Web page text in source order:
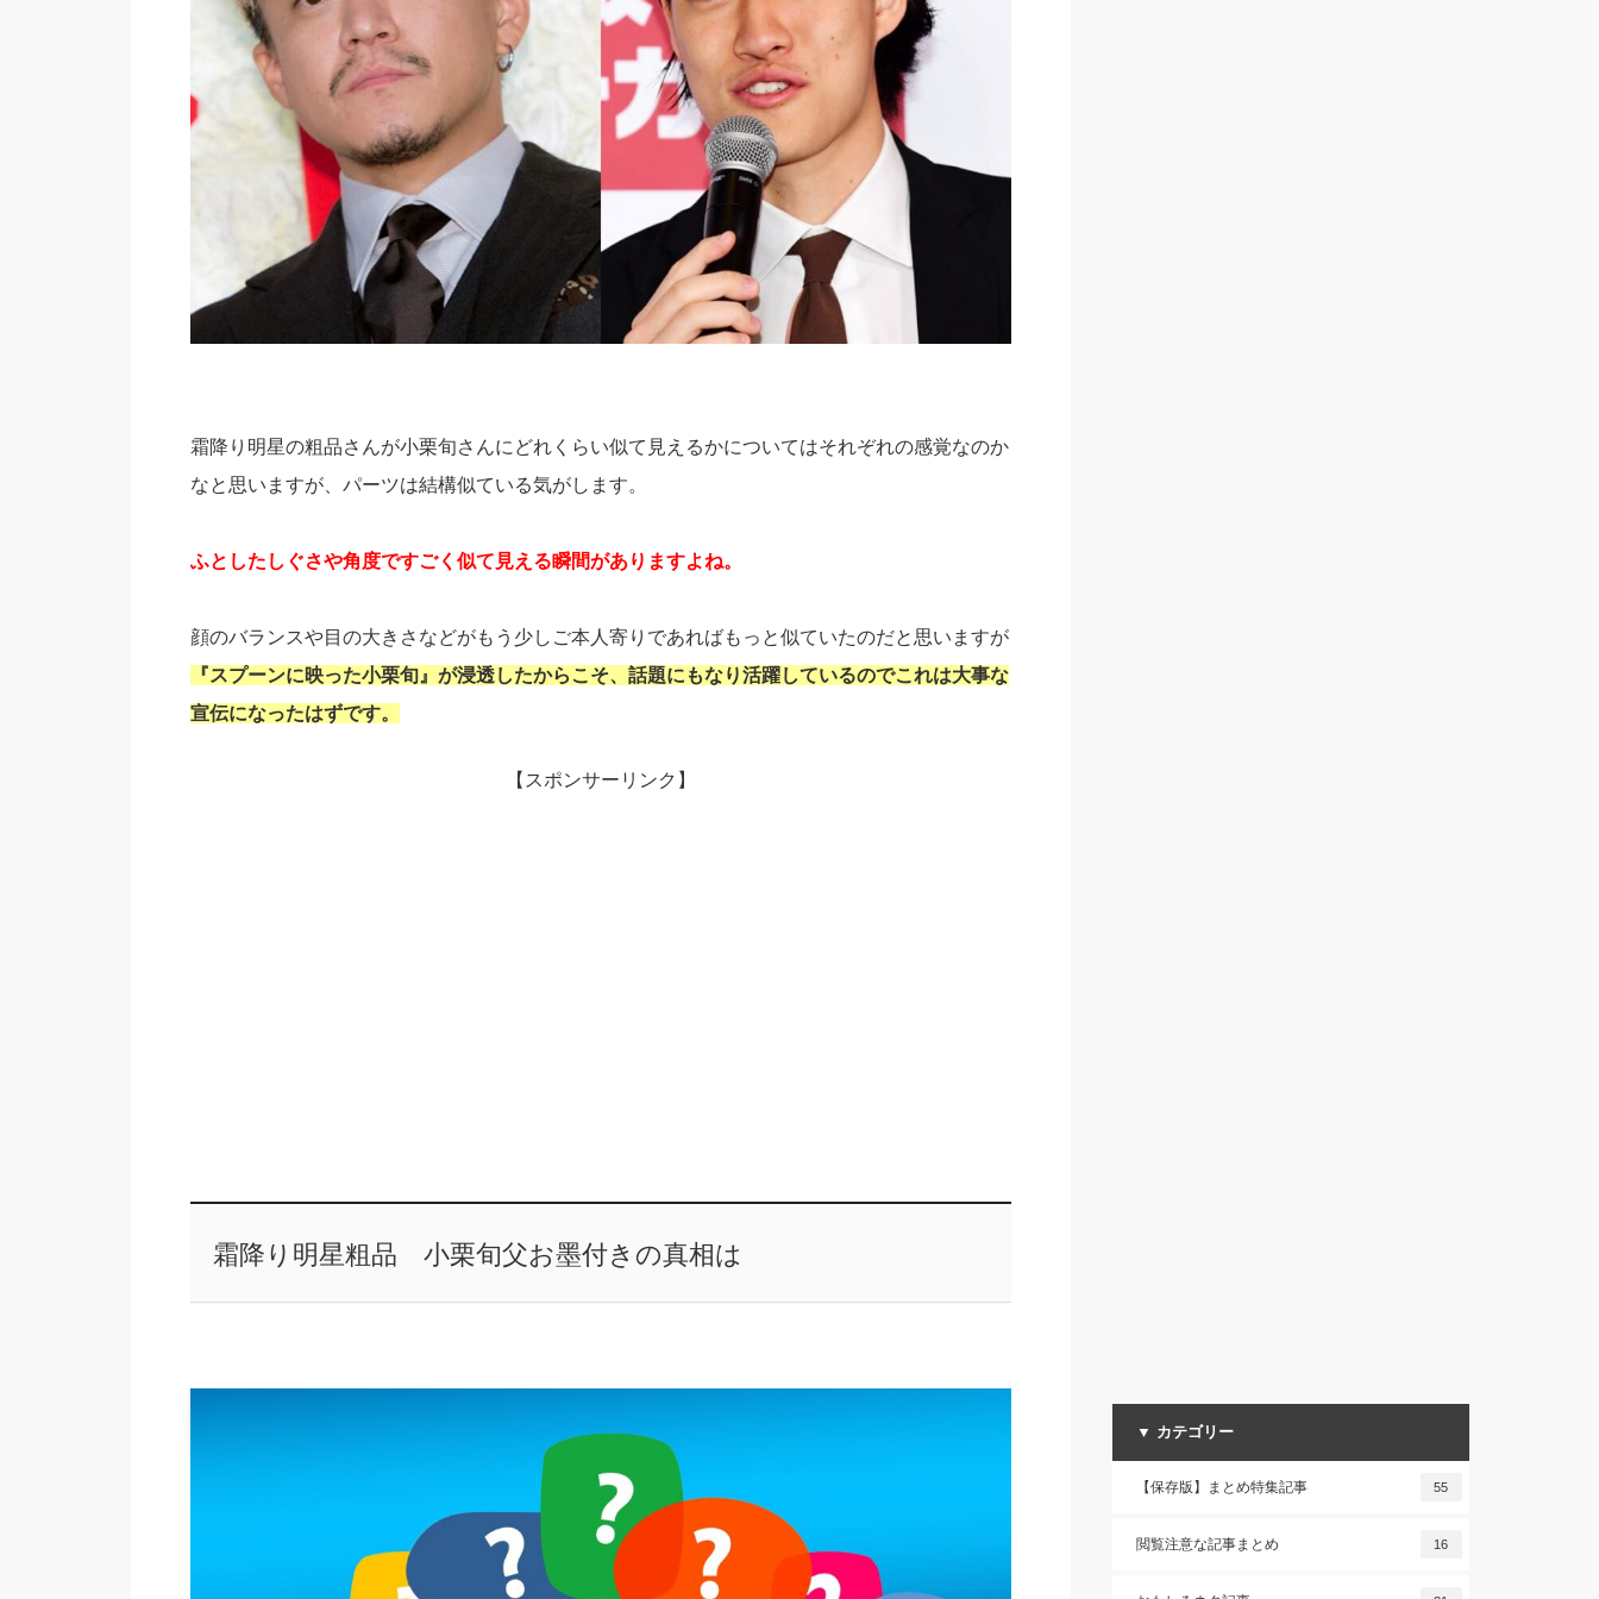
霜降り明星の粗品さんが小栗旬さんにどれくらい似て見えるかについてはそれぞれの感覚なのか
なと思いますが、パーツは結構似ている気がします。
ふとしたしぐさや角度ですごく似て見える瞬間がありますよね。
顔のバランスや目の大きさなどがもう少しご本人寄りであればもっと似ていたのだと思いますが
『スプーンに映った小栗旬』が浸透したからこそ、話題にもなり活躍しているのでこれは大事な
宣伝になったはずです。
【スポンサーリンク】
霜降り明星粗品 小栗旬父お墨付きの真相は
▼ カテゴリー
【保存版】まとめ特集記事 55
閲覧注意な記事まとめ 16